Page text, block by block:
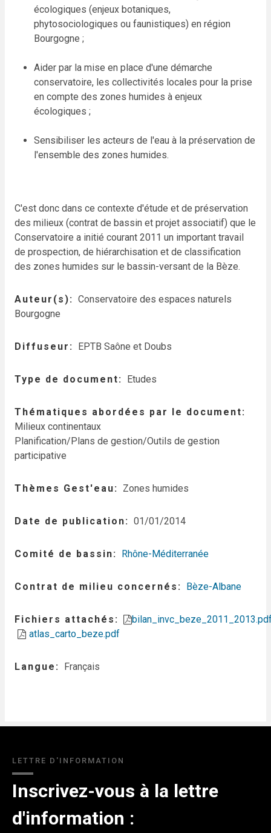
écologiques (enjeux botaniques,
phytosociologiques ou faunistiques) en région
Bourgogne ;
Aider par la mise en place d'une démarche
conservatoire, les collectivités locales pour la prise
en compte des zones humides à enjeux
écologiques ;
Sensibiliser les acteurs de l'eau à la préservation de
l'ensemble des zones humides.
C'est donc dans ce contexte d'étude et de préservation
des milieux (contrat de bassin et projet associatif) que le
Conservatoire a initié courant 2011 un important travail
de prospection, de hiérarchisation et de classification
des zones humides sur le bassin-versant de la Bèze.
Auteur(s)
Conservatoire des espaces naturels
Bourgogne
Diffuseur EPTB Saône et Doubs
Type de document Etudes
Thématiques abordées par le document
Milieux continentaux
Planification/Plans de gestion/Outils de gestion
participative
Thèmes Gest'eau Zones humides
Date de publication 01/01/2014
Comité de bassin Rhône-Méditerranée
Contrat de milieu concernés Bèze-Albane
Fichiers attachés
atlas_carto_beze.pdf
Langue Français
LETTRE D'INFORMATION
Inscrivez-vous à la lettre
d'information :